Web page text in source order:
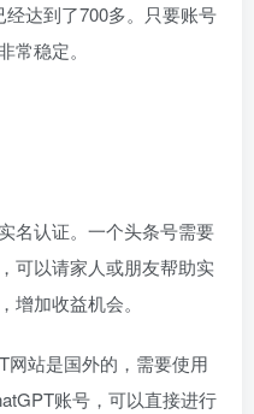
达到了700多。只要账号
常稳定。
名认证。一个头条号需要
可以请家人或朋友帮助实
增加收益机会。
网站是国外的，需要使用
账号，可以直接进行